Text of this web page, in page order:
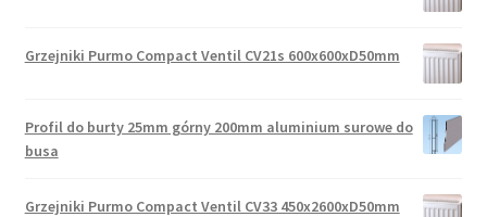
Grzejniki Purmo Compact Ventil CV21s 600x600xD50mm
Profil do burty 25mm górny 200mm aluminium surowe do
busa
Grzejniki Purmo Compact Ventil CV33 450x2600xD50mm